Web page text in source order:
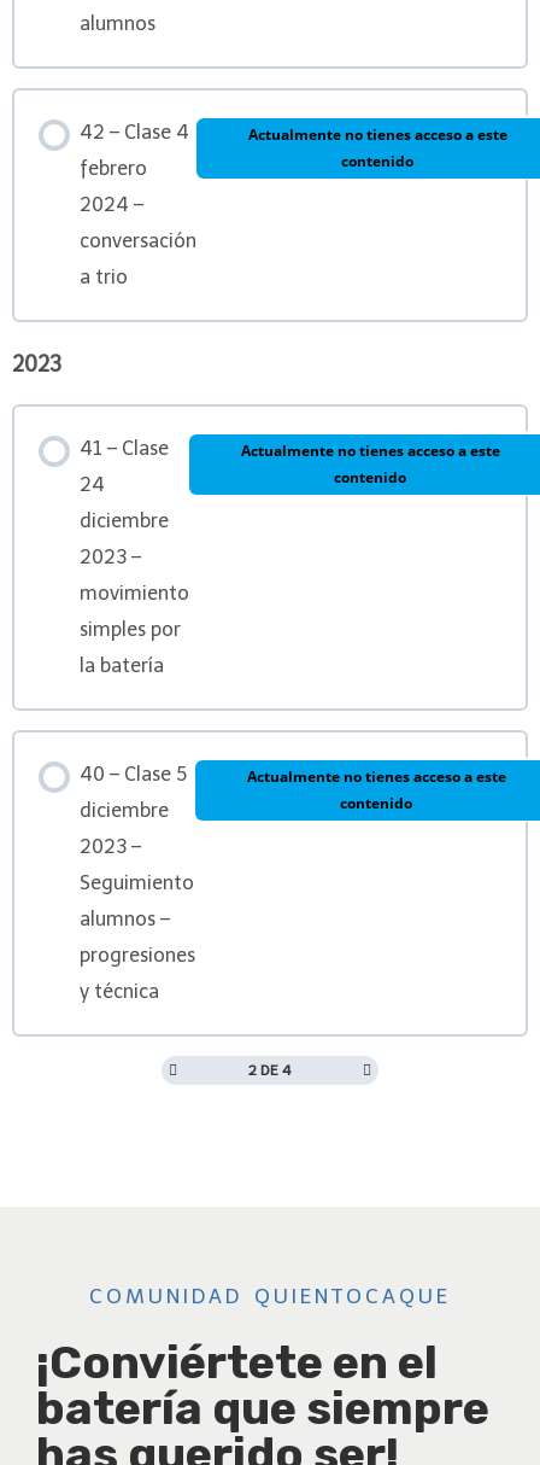
alumnos
42 – Clase 4
febrero
2024 –
conversación
a trio
Actualmente no tienes acceso a este
contenido
2023
41 – Clase
24
diciembre
2023 –
movimiento
simples por
la batería
Actualmente no tienes acceso a este
contenido
40 – Clase 5
diciembre
2023 –
Seguimiento
alumnos –
progresiones
y técnica
Actualmente no tienes acceso a este
contenido
2 DE 4
COMUNIDAD QUIENTOCAQUE
¡Conviértete en el
batería que siempre
has querido ser!